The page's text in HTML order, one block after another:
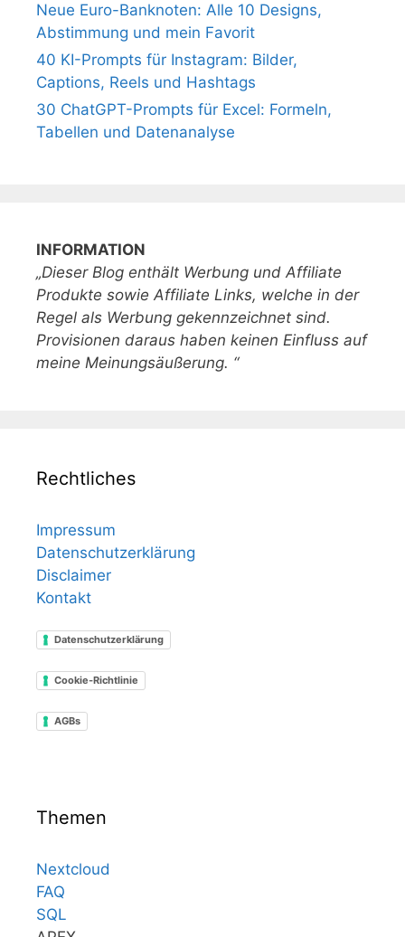
Neue Euro-Banknoten: Alle 10 Designs,
Abstimmung und mein Favorit
40 KI-Prompts für Instagram: Bilder,
Captions, Reels und Hashtags
30 ChatGPT-Prompts für Excel: Formeln,
Tabellen und Datenanalyse
INFORMATION
„Dieser Blog enthält Werbung und Affiliate
Produkte sowie Affiliate Links, welche in der
Regel als Werbung gekennzeichnet sind.
Provisionen daraus haben keinen Einfluss auf
meine Meinungsäußerung. “
Rechtliches
Impressum
Datenschutzerklärung
Disclaimer
Kontakt
Datenschutzerklärung
Cookie-Richtlinie
AGBs
Themen
Nextcloud
FAQ
SQL